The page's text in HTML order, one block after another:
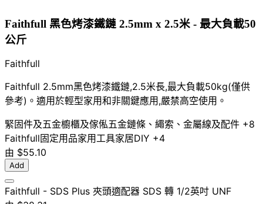
Faithfull 黑色烤漆鐵鏈 2.5mm x 2.5米 - 最大負載50
公斤
Faithfull
Faithfull 2.5mm黑色烤漆鐵鏈,2.5米長,最大負載50kg(僅供
參考)。適用於輕型家用和非關鍵應用,嚴禁高空使用。
緊固件及五金櫥櫃及傢俬五金鏈條、繩索、金屬線及配件 +8
Faithfull固定用品家用工具家居DIY +4
由 $55.10
Add
Faithfull - SDS Plus 夾頭適配器 SDS 轉 1/2英吋 UNF